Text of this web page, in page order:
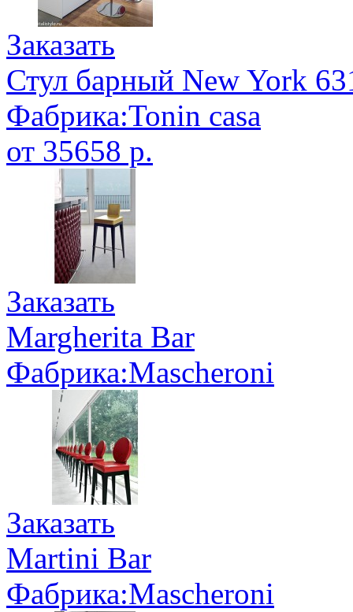
Заказать
Стул барный New York
Фабрика:Tonin casa
от 35658 р.
Заказать
Margherita Bar
Фабрика:Mascheroni
Заказать
Martini Bar
Фабрика:Mascheroni